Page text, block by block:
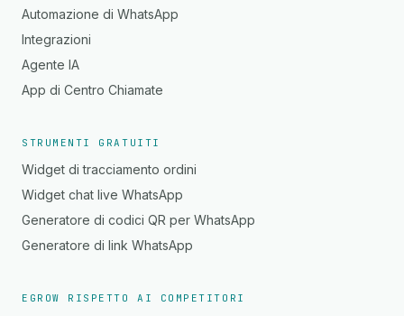
Automazione di WhatsApp
Integrazioni
Agente IA
App di Centro Chiamate
STRUMENTI GRATUITI
Widget di tracciamento ordini
Widget chat live WhatsApp
Generatore di codici QR per WhatsApp
Generatore di link WhatsApp
EGROW RISPETTO AI COMPETITORI